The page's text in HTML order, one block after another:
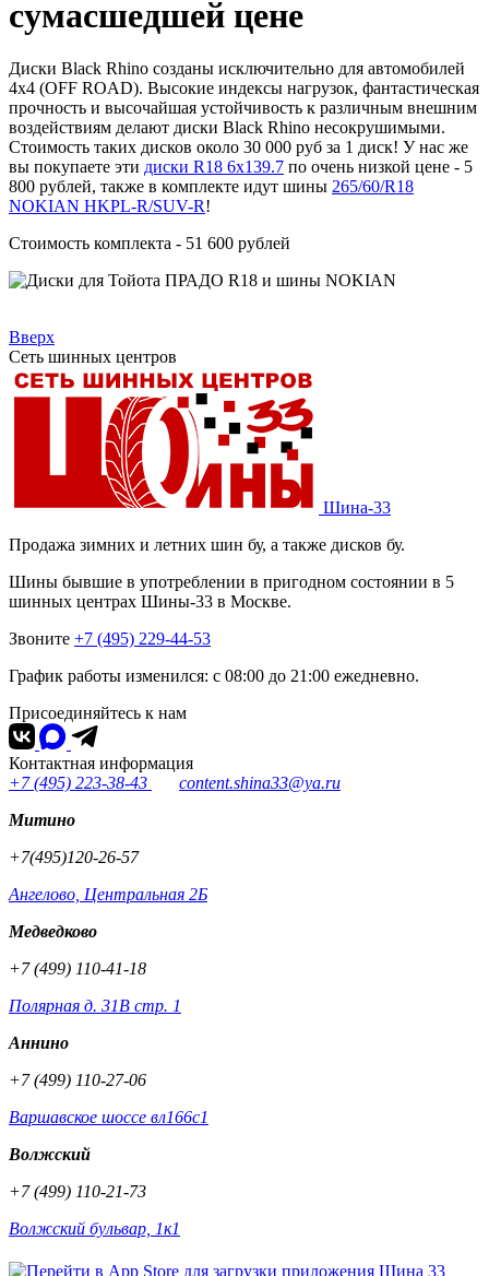
сумасшедшей цене
Диски Black Rhino созданы исключительно для автомобилей
4x4 (OFF ROAD). Высокие индексы нагрузок, фантастическая
прочность и высочайшая устойчивость к различным внешним
воздействиям делают диски Black Rhino несокрушимыми.
Стоимость таких дисков около 30 000 руб за 1 диск! У нас же
вы покупаете эти диски R18 6х139.7 по очень низкой цене - 5
800 рублей, также в комплекте идут шины 265/60/R18
NOKIAN HKPL-R/SUV-R!
Стоимость комплекта - 51 600 рублей
Вверх
Сеть шинных центров
Шина-33
Продажа зимних и летних шин бу, а также дисков бу.
Шины бывшие в употреблении в пригодном состоянии в 5
шинных центрах Шины-33 в Москве.
Звоните +7 (495) 229-44-53
График работы изменился: с 08:00 до 21:00 ежедневно.
Присоединяйтесь к нам
Контактная информация
+7 (495) 223-38-43
content.shina33@ya.ru
Митино
+7(495)120-26-57
Ангелово, Центральная 2Б
Медведково
+7 (499) 110-41-18
Полярная д. 31В стр. 1
Аннино
+7 (499) 110-27-06
Варшавское шоссе вл166с1
Волжский
+7 (499) 110-21-73
Волжский бульвар, 1к1